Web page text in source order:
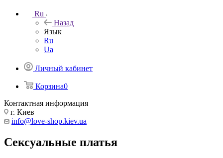
Ru
Назад
Язык
Ru
Ua
Личный кабинет
Корзина0
Контактная информация
г. Киев
info@love-shop.kiev.ua
Сексуальные платья